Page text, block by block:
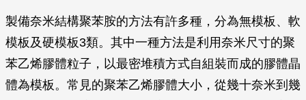
製備奈米結構聚苯胺的方法有許多種，分為無模板、軟
模板及硬模板3類。其中一種方法是利用奈米尺寸的聚
苯乙烯膠體粒子，以最密堆積方式自組裝而成的膠體晶
體為模板。常見的聚苯乙烯膠體大小，從幾十奈米到幾